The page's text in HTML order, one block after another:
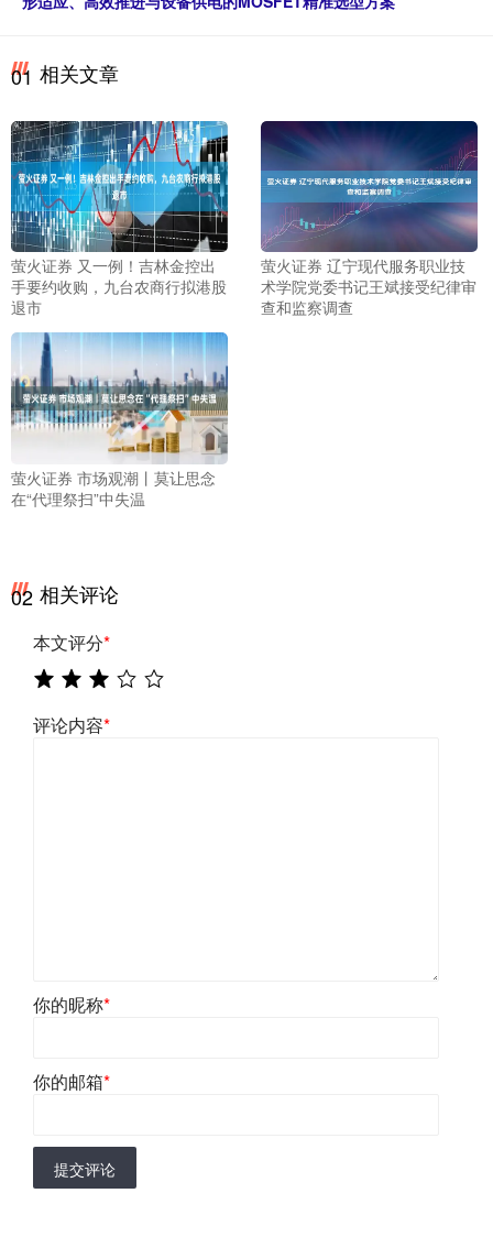
01 相关文章
萤火证券 又一例！吉林金控出
手要约收购，九台农商行拟港股
退市
萤火证券 辽宁现代服务职业技
术学院党委书记王斌接受纪律审
查和监察调查
萤火证券 市场观潮丨莫让思念
在“代理祭扫”中失温
02 相关评论
本文评分*
评论内容*
你的昵称*
你的邮箱*
提交评论